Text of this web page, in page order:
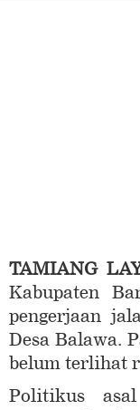
TAMIANG
Kabupaten
pengerjaan
Desa Balawa.
belum terlihat
Politikus